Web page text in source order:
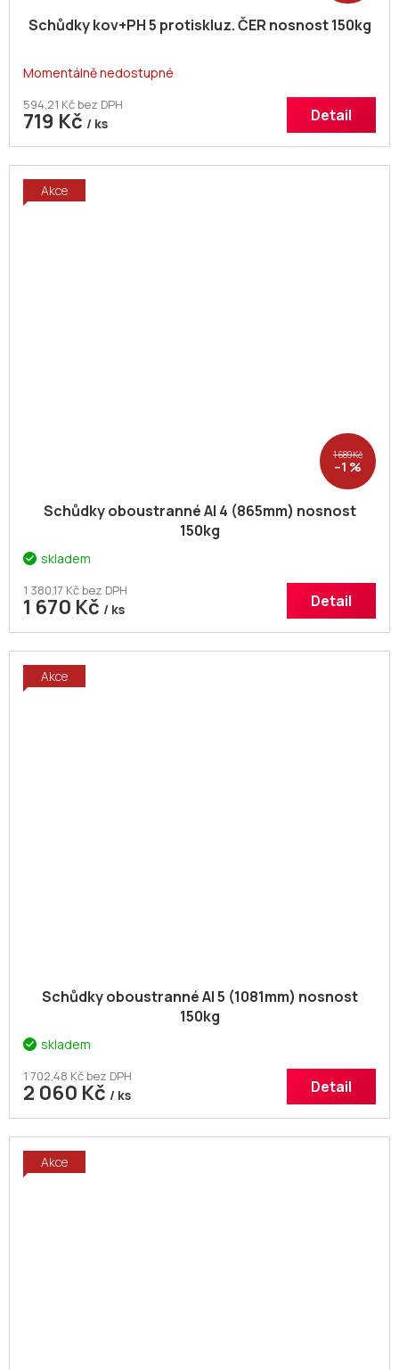
Schůdky kov+PH 5 protiskluz. ČER nosnost 150kg
Momentálně nedostupné
594,21 Kč bez DPH
719 Kč / ks Detail
Akce
1 689 Kč
–1 %
Schůdky oboustranné Al 4 (865mm) nosnost
150kg
skladem
1 380,17 Kč bez DPH
1 670 Kč / ks Detail
Akce
Schůdky oboustranné Al 5 (1081mm) nosnost
150kg
skladem
1 702,48 Kč bez DPH
2 060 Kč / ks Detail
Akce